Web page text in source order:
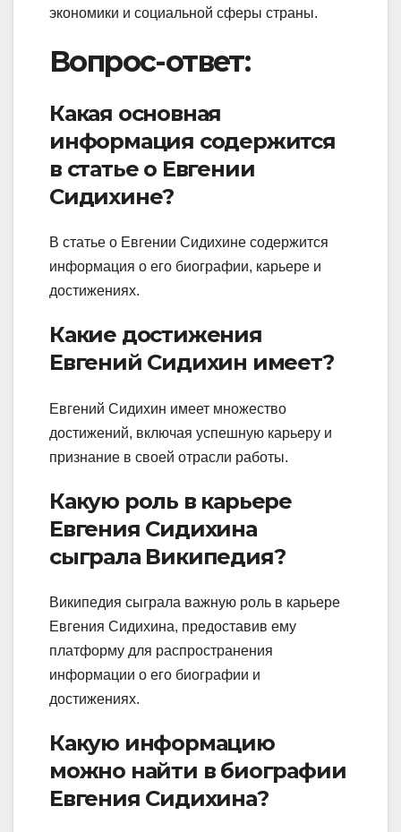
экономики и социальной сферы страны.
Вопрос-ответ:
Какая основная
информация содержится
в статье о Евгении
Сидихине?
В статье о Евгении Сидихине содержится
информация о его биографии, карьере и
достижениях.
Какие достижения
Евгений Сидихин имеет?
Евгений Сидихин имеет множество
достижений, включая успешную карьеру и
признание в своей отрасли работы.
Какую роль в карьере
Евгения Сидихина
сыграла Википедия?
Википедия сыграла важную роль в карьере
Евгения Сидихина, предоставив ему
платформу для распространения
информации о его биографии и
достижениях.
Какую информацию
можно найти в биографии
Евгения Сидихина?